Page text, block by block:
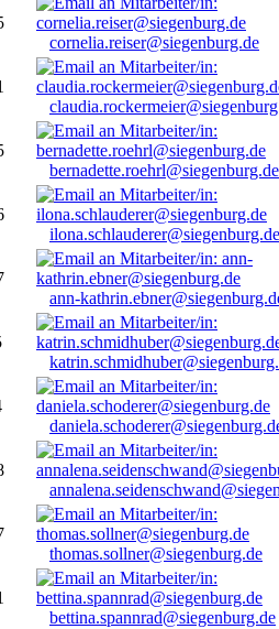
cornelia.reiser@siegenburg.de
bernadette.roehrl@siegenburg.de
ilona.schlauderer@siegenburg.de
ann-
thomas.sollner@siegenburg.de
bettina.spannrad@siegenburg.de